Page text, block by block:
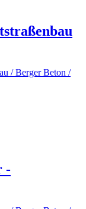
/ Berger Beton /
-